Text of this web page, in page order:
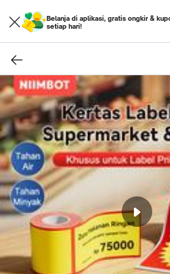
Belanja di aplikasi, gratis ongkir &
setiap hari!